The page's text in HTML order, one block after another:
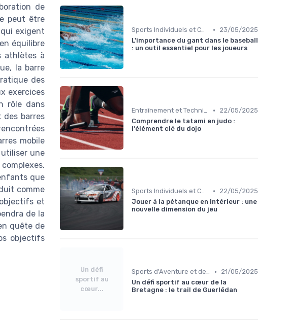
de
peut être
exigent
équilibre
athlètes à
la barre
des
exercices
rôle dans
des barres
mobile
une
que
comme
et
de la
quête de
objectifs
Sports Individuels et Collectifs •
23/05/2025
L'importance du gant dans le baseball
: un outil essentiel pour les joueurs
Entraînement et Techniques •
22/05/2025
Comprendre le tatami en judo :
l'élément clé du dojo
Sports Individuels et Collectifs •
22/05/2025
Jouer à la pétanque en intérieur : une
nouvelle dimension du jeu
Un défi
sportif au
cœur...
Sports d'Aventure et de Plein Air •
21/05/2025
Un défi sportif au cœur de la
Bretagne : le trail de Guerlédan